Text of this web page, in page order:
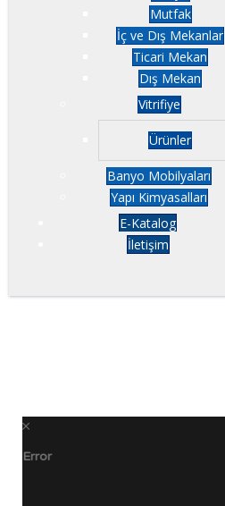
Mutfak
İç ve Dış Mekanlar
Ticari Mekan
Dış Mekan
Vitrifiye
Ürünler
Banyo Mobilyaları
Yapı Kimyasalları
E-Katalog
İletişim
Error